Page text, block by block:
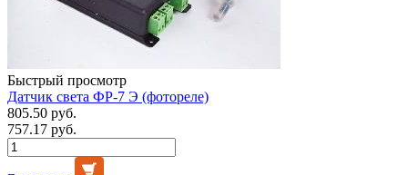
Быстрый просмотр
Датчик света ФР-7 Э (фотореле)
805.50 руб.
757.17 руб.